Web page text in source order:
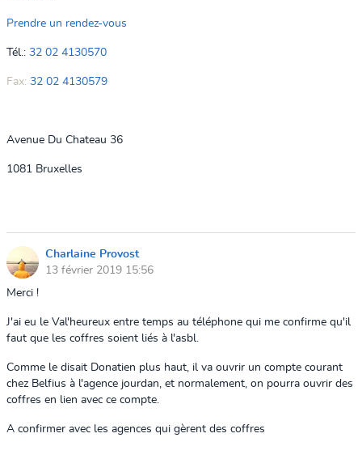
Prendre un rendez-vous
Tél.: 32 02 4130570
Fax: 32 02 4130579
Avenue Du Chateau 36
1081 Bruxelles
Charlaine Provost
13 février 2019 15:56
Merci !
J'ai eu le Val'heureux entre temps au téléphone qui me confirme qu'il
faut que les coffres soient liés à l'asbl.
Comme le disait Donatien plus haut, il va ouvrir un compte courant
chez Belfius à l'agence jourdan, et normalement, on pourra ouvrir des
coffres en lien avec ce compte.
A confirmer avec les agences qui gèrent des coffres